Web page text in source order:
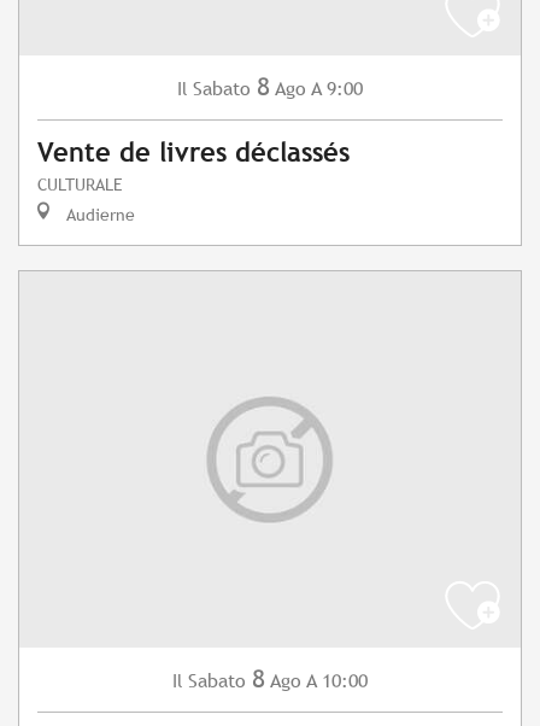
Il Sabato 8 Ago A 9:00
Vente de livres déclassés
CULTURALE
Audierne
Il Sabato 8 Ago A 10:00